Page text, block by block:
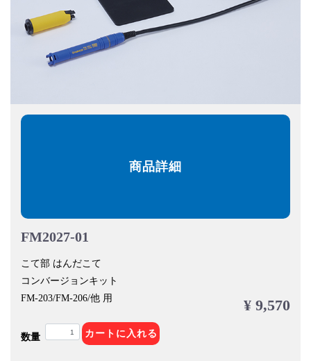
商品詳細
FM2027-01
こて部 はんだこて
コンバージョンキット
FM-203/FM-206/他 用
¥ 9,570
数量 カートに入れる